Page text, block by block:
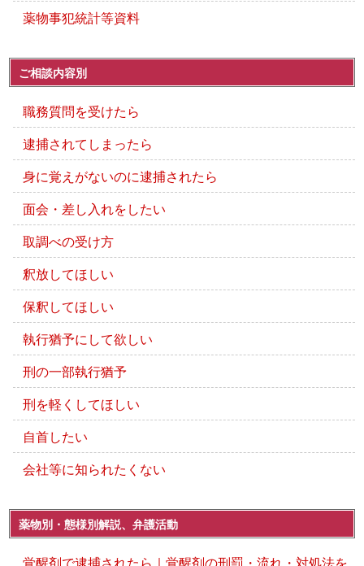
薬物事犯統計等資料
ご相談内容別
職務質問を受けたら
逮捕されてしまったら
身に覚えがないのに逮捕されたら
面会・差し入れをしたい
取調べの受け方
釈放してほしい
保釈してほしい
執行猶予にして欲しい
刑の一部執行猶予
刑を軽くしてほしい
自首したい
会社等に知られたくない
薬物別・態様別解説、弁護活動